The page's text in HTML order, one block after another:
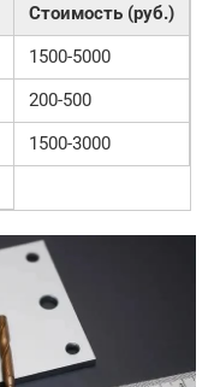
Стоимость (руб.)
1500-5000
200-500
1500-3000